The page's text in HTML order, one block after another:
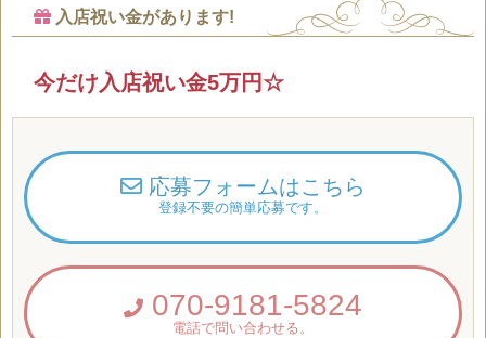
入店祝い金があります!
今だけ入店祝い金5万円☆
応募フォームはこちら
登録不要の簡単応募です。
070-9181-5824
電話で問い合わせる。